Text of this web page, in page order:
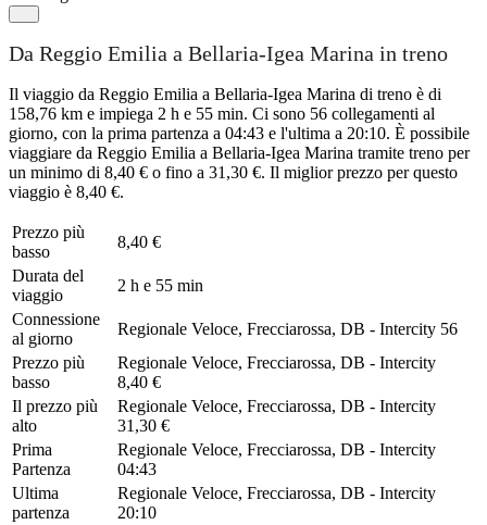
Da Reggio Emilia a Bellaria-Igea Marina in treno
Il viaggio da Reggio Emilia a Bellaria-Igea Marina di treno è di
158,76 km e impiega 2 h e 55 min. Ci sono 56 collegamenti al
giorno, con la prima partenza a 04:43 e l'ultima a 20:10. È possibile
viaggiare da Reggio Emilia a Bellaria-Igea Marina tramite treno per
un minimo di 8,40 € o fino a 31,30 €. Il miglior prezzo per questo
viaggio è 8,40 €.
Prezzo più
basso
8,40 €
Durata del
viaggio
2 h e 55 min
Connessione
al giorno
Regionale Veloce, Frecciarossa, DB - Intercity 56
Prezzo più
basso
Regionale Veloce, Frecciarossa, DB - Intercity
8,40 €
Il prezzo più
alto
Regionale Veloce, Frecciarossa, DB - Intercity
31,30 €
Prima
Partenza
Regionale Veloce, Frecciarossa, DB - Intercity
04:43
Ultima
partenza
Regionale Veloce, Frecciarossa, DB - Intercity
20:10